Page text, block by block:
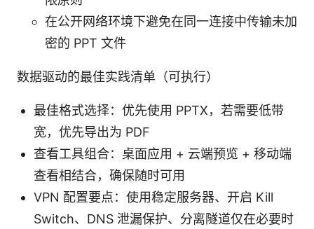
在公开网络环境下避免在同一连接中传输未加
密的 PPT 文件
数据驱动的最佳实践清单（可执行）
最佳格式选择：优先使用 PPTX，若需要低带
宽，优先导出为 PDF
查看工具组合：桌面应用 + 云端预览 + 移动端
查看相结合，确保随时可用
VPN 配置要点：使用稳定服务器、开启 Kill
Switch、DNS 泄漏保护、分离隧道仅在必要时